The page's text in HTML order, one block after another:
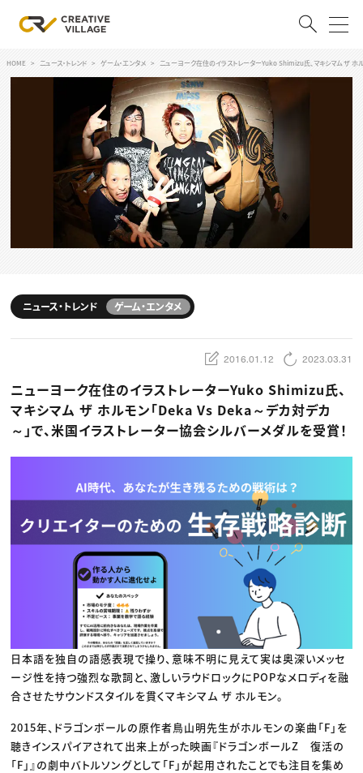
ログイン 会員登録
クリエイター求人を探す
CREATIVE JOB求人検索
採用説明会
スキルアップしたい！
デザイン
編集・ライティング
マーケティング
ディレクション
業界解説・キャリア事情
お役立ち基礎知識
TOP Creator’s コラム
Webクリエイター
アプリクリエイター
ゲームクリエイター
映像クリエイター
マーケッター
C＆R Magazine
セミナー
ニュース・トレンド
ニュース・トレンド トップ
ゲーム・エンタメ
広告
出版
CREATIVE VILLAGEからのお知らせ
プロフェッショナル×つながる×メディア
HOME ニュース・トレンド ゲーム・エンタメ ニューヨーク在住のイラストレーターYuko Shimizu氏、マキシマム ザ ホ
ニュース・トレンド ゲーム・エンタメ
2016.01.12 2023.03.31
ニューヨーク在住のイラストレーターYuko Shimizu氏、
マキシマム ザ ホルモン「Deka Vs Deka～デカ対デカ
～」で、米国イラストレーター協会シルバーメダルを受賞！
日本語を独自の語感表現で操り、意味不明に見えて実は奥深いメッセ
ージ性を持つ強烈な歌詞と、激しいラウドロックにPOPなメロディを融
合させたサウンドスタイルを貫くマキシマム ザ ホルモン。
2015年、ドラゴンボールの原作者鳥山明先生がホルモンの楽曲「F」を
聴きインスパイアされて出来上がった映画『ドラゴンボールZ 復活の
「F」』の劇中バトルソングとして「F」が起用されたことでも注目を集め